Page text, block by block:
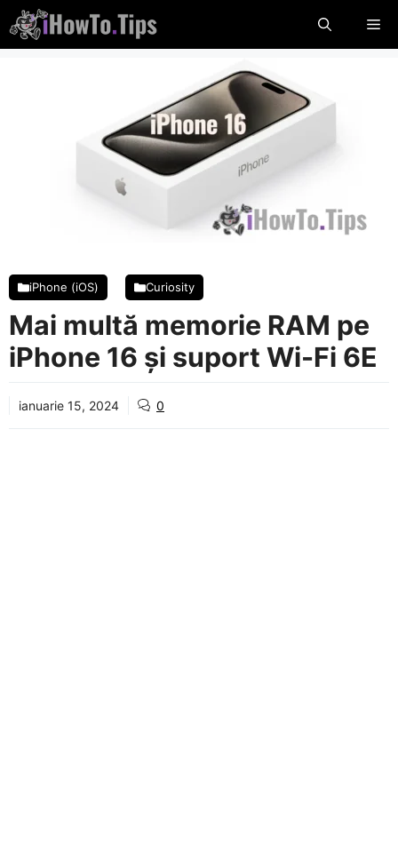
Sari
la
conținut
iPhone (iOS) Curiosity
Mai multă memorie RAM pe
iPhone 16 și suport Wi-Fi 6E
ianuarie 15, 2024 0